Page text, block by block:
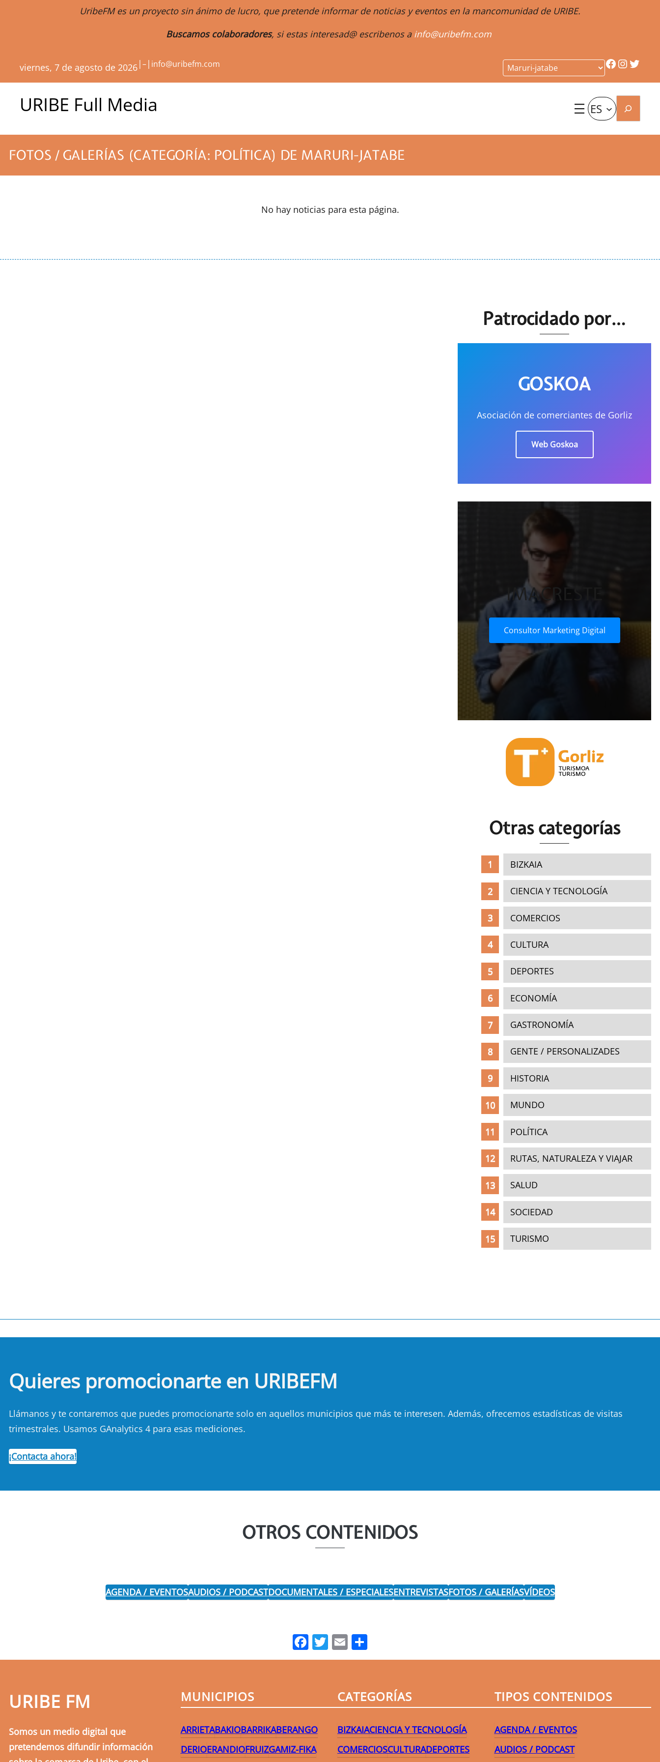
UribeFM es un proyecto sin ánimo de lucro, que pretende informar de noticias y eventos en la mancomunidad de URIBE.
Buscamos colaboradores, si estas interesad@ escribenos a info@uribefm.com
viernes, 7 de agosto de 2026|–| info@uribefm.com Facebook
URIBE Full Media ES Buscar
FOTOS / GALERÍAS (CATEGORÍA: POLÍTICA) DE MARURI-JATABE
No hay noticias para esta página.
Patrocidado por…
GOSKOA
Asociación de comerciantes de Gorliz
Web Goskoa
IMACRESTE
Consultor Marketing Digital
Otras categorías
BIZKAIA
CIENCIA Y TECNOLOGÍA
COMERCIOS
CULTURA
DEPORTES
ECONOMÍA
GASTRONOMÍA
GENTE / PERSONALIZADES
HISTORIA
MUNDO
POLÍTICA
RUTAS, NATURALEZA Y VIAJAR
SALUD
SOCIEDAD
TURISMO
Quieres promocionarte en URIBEFM
Llámanos y te contaremos que puedes promocionarte solo en aquellos municipios que más te interesen. Además, ofrecemos estadísticas de visitas
trimestrales. Usamos GAnalytics 4 para esas mediciones.
¡Contacta ahora!
OTROS CONTENIDOS
AGENDA / EVENTOSAUDIOS / PODCASTDOCUMENTALES / ESPECIALESENTREVISTASFOTOS / GALERÍASVÍDEOS
Facebook
Twitter
Email
URIBE FM
Somos un medio digital que
pretendemos difundir información
MUNICIPIOS
ARRIETABAKIOBARRIKABERANGO
DERIOERANDIOFRUIZGAMIZ-FIKA
CATEGORÍAS
BIZKAIACIENCIA Y TECNOLOGÍA
COMERCIOSCULTURADEPORTES
TIPOS CONTENIDOS
AGENDA / EVENTOS
AUDIOS / PODCAST